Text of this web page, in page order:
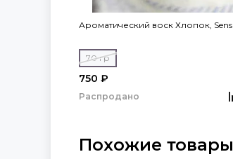
Ароматический воск Хлопок, Sens
70 гр
750 ₽
Распродано
Похожие товары